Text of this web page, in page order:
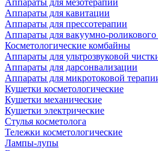
Аппараты для мезотерапии
Аппараты для кавитации
Аппараты для прессотерапии
Аппараты для вакуумно-роликового
Косметологические комбайны
Аппараты для ультрозвуковой
Аппараты для дарсонвализации
Аппараты для микротоковой
Кушетки косметологические
Кушетки механические
Кушетки электрические
Стулья косметолога
Тележки косметологические
Лампы-лупы